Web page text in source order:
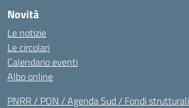
Novità
Le notizie
Le circolari
Calendario eventi
Albo online
PNRR / PON / Agenda Sud / Fondi strutturali